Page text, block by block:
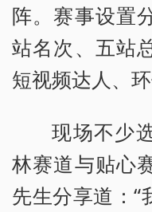
阵。赛事设置
站名次、五站
短视频达人、
现场不少
林赛道与贴心
先生分享道：“